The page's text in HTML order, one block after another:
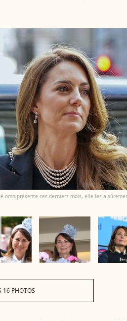
ces derniers mois, elle les a
16 PHOTOS